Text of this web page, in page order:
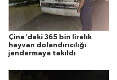
Çine'deki 365 bin liralık
hayvan dolandırıcılığı
jandarmaya takıldı